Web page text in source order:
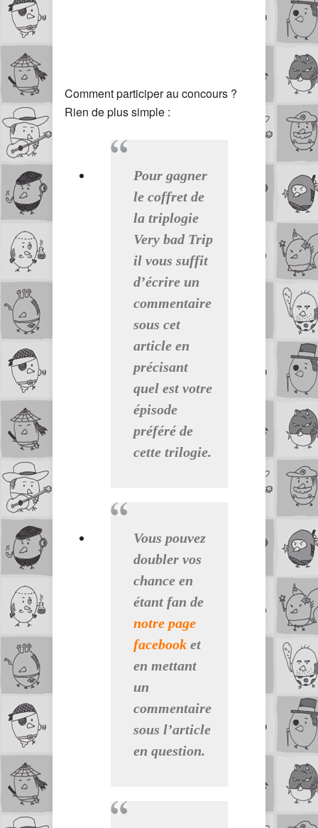
Comment participer au concours ?
Rien de plus simple :
Pour gagner
le coffret de
la triplogie
Very bad Trip
il vous suffit
d’écrire un
commentaire
sous cet
article en
précisant
quel est votre
épisode
préféré de
cette trilogie.
Vous pouvez
doubler vos
chance en
étant fan de
notre page
facebook et
en mettant
un
commentaire
sous l’article
en question.